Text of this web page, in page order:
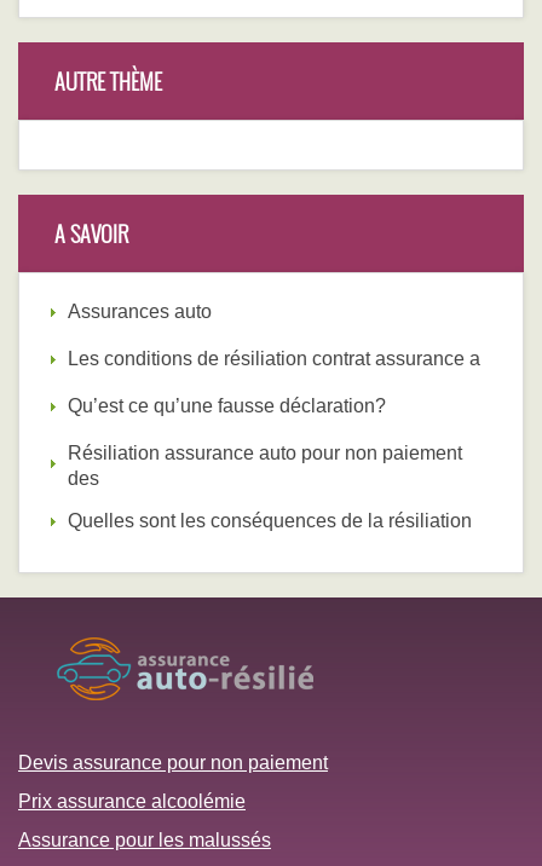
AUTRE THÈME
A SAVOIR
Assurances auto
Les conditions de résiliation contrat assurance a
Qu’est ce qu’une fausse déclaration?
Résiliation assurance auto pour non paiement
des
Quelles sont les conséquences de la résiliation
Devis assurance pour non paiement
Prix assurance alcoolémie
Assurance pour les malussés